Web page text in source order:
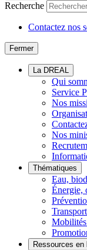
Recherche
Contactez nos
Fermer
La DREAL
Qui
Service
Nos
Nos
Thématiques
Eau,
Énergie,
Ressources en